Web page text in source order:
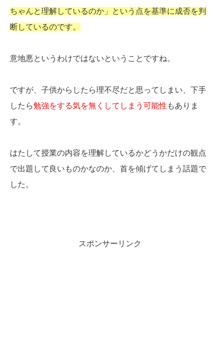
ちゃんと理解しているのか」という点を基準に成否を判
断しているのです。
意地悪というわけではないということですね。
ですが、子供からしたら理不尽だと思ってしまい、下手
したら勉強をする気を無くしてしまう可能性 もありま
す。
はたして授業の内容を理解しているかどうかだけの観点
で出題して良いものかなのか、首を傾げてしまう話題で
した。
スポンサーリンク